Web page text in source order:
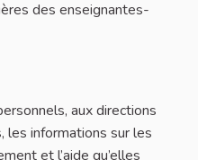
des enseignantes-
aux directions
les informations sur les
et l’aide qu’elles